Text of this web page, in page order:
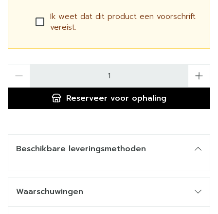
Ik weet dat dit product een voorschrift
vereist.
Reserveer voor ophaling
Beschikbare leveringsmethoden
Waarschuwingen